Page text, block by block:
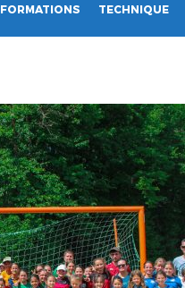
FORMATIONS TECHNIQUE